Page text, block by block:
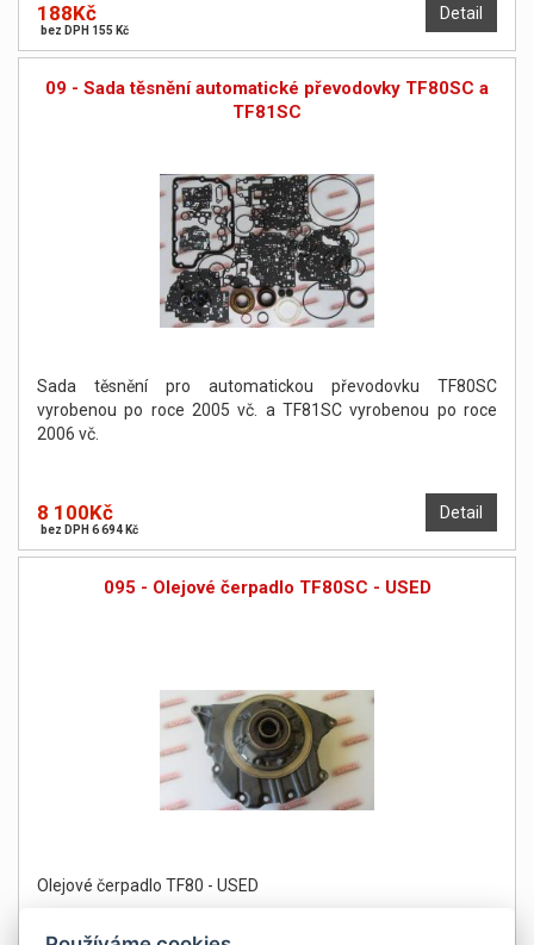
Detail
188Kč
bez DPH 155 Kč
09 - Sada těsnění automatické převodovky TF80SC a
TF81SC
Sada těsnění pro automatickou převodovku TF80SC
vyrobenou po roce 2005 vč. a TF81SC vyrobenou po roce
2006 vč.
Detail
8 100Kč
bez DPH 6 694 Kč
095 - Olejové čerpadlo TF80SC - USED
Olejové čerpadlo TF80 - USED